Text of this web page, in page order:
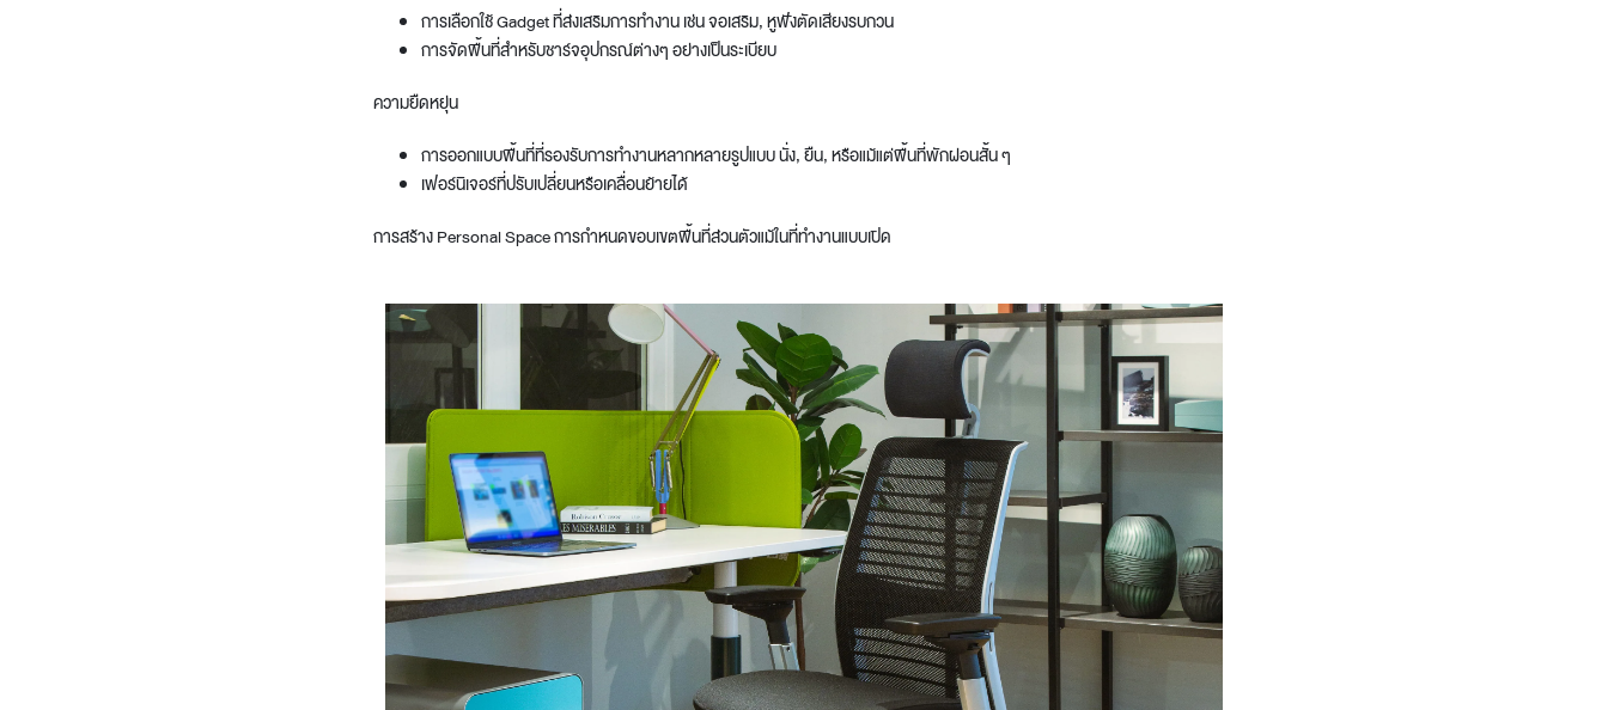
การเลือกใช้ Gadget ที่ส่งเสริมการทำงาน เช่น จอเสริม, หูฟังตัดเสียงรบกวน
การจัดพื้นที่สำหรับชาร์จอุปกรณ์ต่างๆ อย่างเป็นระเบียบ
ความยืดหยุ่น
การออกแบบพื้นที่ที่รองรับการทำงานหลากหลายรูปแบบ นั่ง, ยืน, หรือแม้แต่พื้นที่พักผ่อนสั้น ๆ
เฟอร์นิเจอร์ที่ปรับเปลี่ยนหรือเคลื่อนย้ายได้
การสร้าง Personal Space การกำหนดขอบเขตพื้นที่ส่วนตัวแม้ในที่ทำงานแบบเปิด